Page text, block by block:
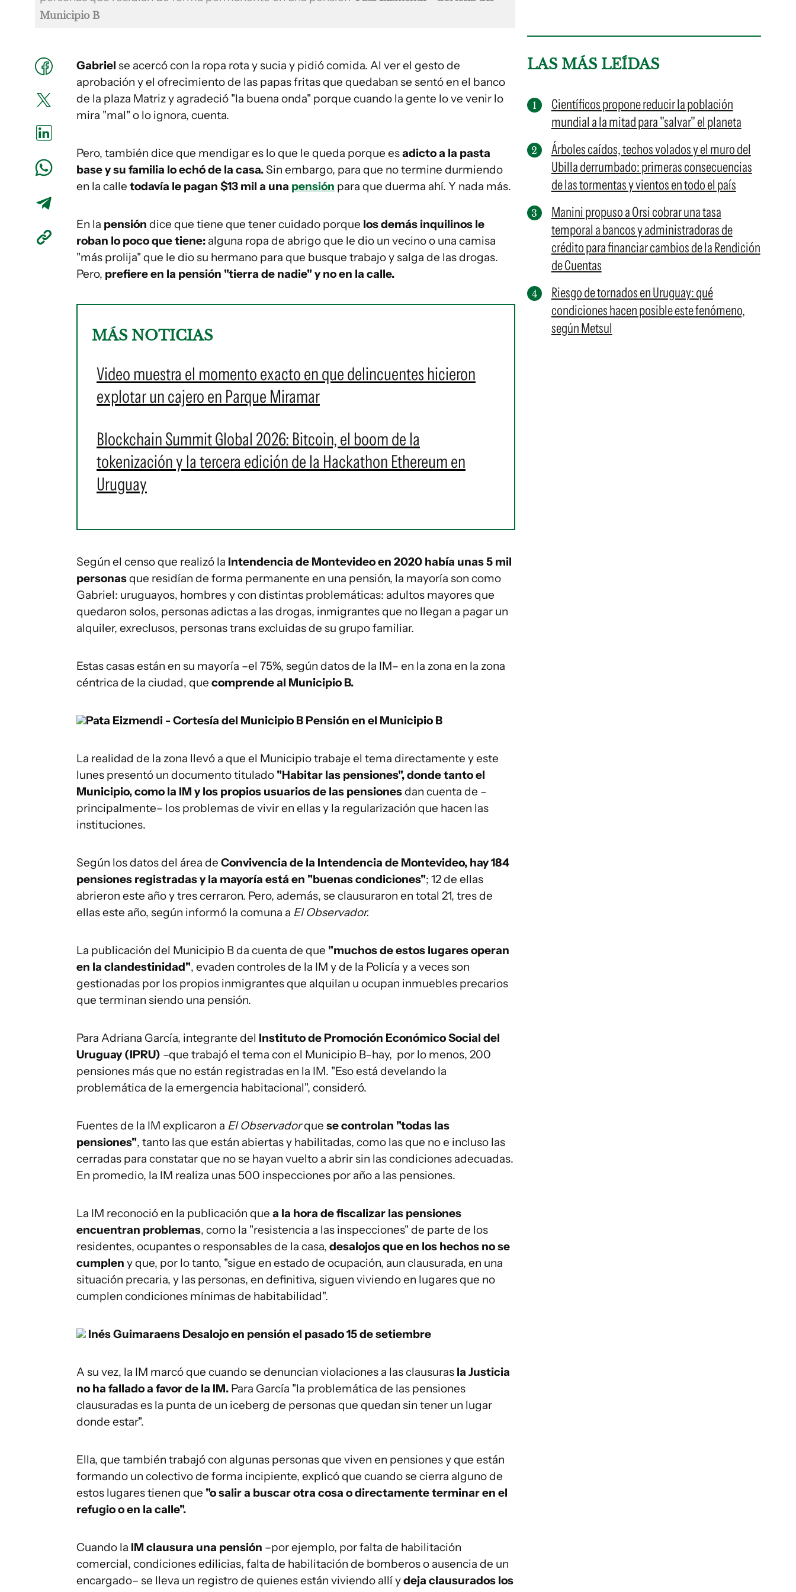
Municipio B
Gabriel se acercó con la ropa rota y sucia y pidió comida. Al ver el gesto de
aprobación y el ofrecimiento de las papas fritas que quedaban se sentó en el banco
de la plaza Matriz y agradeció "la buena onda" porque cuando la gente lo ve venir lo
mira "mal" o lo ignora, cuenta.
Pero, también dice que mendigar es lo que le queda porque esadicto a la pasta
base y su familia lo echó de la casa. Sin embargo, para que no termine durmiendo
en la calle todavía le pagan $13 mil a una pensión para que duerma ahí. Y nada más.
En la pensión dice que tiene que tener cuidado porque los demás inquilinos le
roban lo poco que tiene: alguna ropa de abrigo que le dio un vecino o una camisa
"más prolija" que le dio su hermano para que busque trabajo y salga de las drogas.
Pero, prefiere en la pensión "tierra de nadie" y no en la calle.
MÁS NOTICIAS
Video muestra el momento exacto en que delincuentes hicieron
explotar un cajero en Parque Miramar
Blockchain Summit Global 2026: Bitcoin, el boom de la
tokenización y la tercera edición de la Hackathon Ethereum en
Uruguay
Según el censo que realizó la Intendencia de Montevideoen 2020 había unas 5 mil
personasque residían de forma permanente en una pensión, la mayoría son como
Gabriel: uruguayos, hombres y con distintas problemáticas: adultos mayores que
quedaron solos, personas adictas a las drogas, inmigrantes que no llegan a pagar un
alquiler, exreclusos, personas trans excluidas de su grupo familiar.
Estas casas están en su mayoría –el 75%, según datos de la IM– en la zona en la zona
céntrica de la ciudad, que comprende al Municipio B.
Pata Eizmendi - Cortesía del Municipio B Pensión en el Municipio B
La realidad de la zona llevó a que el Municipio trabaje el tema directamente y este
lunes presentó un documento titulado "Habitar las pensiones", donde tanto el
Municipio, como la IM y los propios usuarios de las pensionesdan cuenta de –
principalmente– los problemas de vivir en ellas y la regularización que hacen las
instituciones.
Según los datos del área de Convivencia de la Intendencia de Montevideo, hay 184
pensiones registradas y la mayoría está en "buenas condiciones"; 12 de ellas
abrieron este año y tres cerraron. Pero, además, se clausuraron en total 21, tres de
ellas este año, según informó la comuna a El Observador.
La publicación del Municipio B da cuenta de que "muchos de estos lugares operan
en la clandestinidad", evaden controles de la IM y de la Policía y a veces son
gestionadas por los propios inmigrantes que alquilan u ocupan inmuebles precarios
que terminan siendo una pensión.
Para Adriana García, integrante del Instituto de Promoción Económico Social del
Uruguay (IPRU) –que trabajó el tema con el Municipio B–hay, por lo menos, 200
pensiones más que no están registradas en la IM. "Eso está develando la
problemática de la emergencia habitacional", consideró.
Fuentes de la IM explicaron a El Observadorque se controlan "todas las
pensiones", tanto las que están abiertas y habilitadas, como las que no e incluso las
cerradas para constatar que no se hayan vuelto a abrir sin las condiciones adecuadas.
En promedio, la IM realiza unas 500 inspecciones por año a las pensiones.
La IM reconoció en la publicación que a la hora de fiscalizar las pensiones
encuentran problemas, como la "resistencia a las inspecciones" de parte de los
residentes, ocupantes o responsables de la casa, desalojos que en los hechos no se
cumplen y que, por lo tanto, "sigue en estado de ocupación, aun clausurada, en una
situación precaria, y las personas, en definitiva, siguen viviendo en lugares que no
cumplen condiciones mínimas de habitabilidad".
Inés Guimaraens Desalojo en pensión el pasado 15 de setiembre
A su vez, la IM marcó que cuando se denuncian violaciones a las clausuras la Justicia
no ha fallado a favor de la IM. Para García "la problemática de las pensiones
clausuradas es la punta de un iceberg de personas que quedan sin tener un lugar
donde estar".
Ella, que también trabajó con algunas personas que viven en pensiones y que están
formando un colectivo de forma incipiente, explicó que cuando se cierra alguno de
estos lugares tienen que "o salir a buscar otra cosa o directamente terminar en el
refugio o en la calle".
Cuando la IM clausura una pensión –por ejemplo, por falta de habilitación
comercial, condiciones edilicias, falta de habilitación de bomberos o ausencia de un
encargado– se lleva un registro de quienes están viviendo allí ydeja clausurados los
LAS MÁS LEÍDAS
Científicos propone reducir la población
mundial a la mitad para "salvar" el planeta
Árboles caídos, techos volados y el muro del
Ubilla derrumbado: primeras consecuencias
de las tormentas y vientos en todo el país
Manini propuso a Orsi cobrar una tasa
temporal a bancos y administradoras de
crédito para financiar cambios de la Rendición
de Cuentas
Riesgo de tornados en Uruguay: qué
condiciones hacen posible este fenómeno,
según Metsul